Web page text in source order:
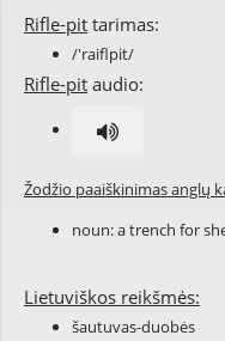
Rifle-pit tarimas:
/'raiflpit/
Rifle-pit audio:
Žodžio paaiškinimas anglų
noun: a trench for
Lietuviškos reikšmės:
šautuvas-duobės